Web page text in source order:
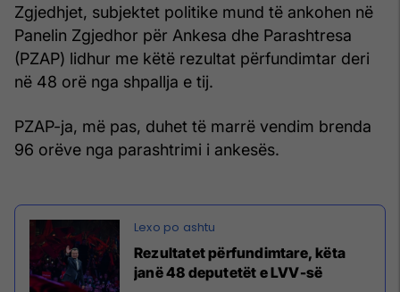
Zgjedhjet, subjektet politike mund të ankohen në
Panelin Zgjedhor për Ankesa dhe Parashtresa
(PZAP) lidhur me këtë rezultat përfundimtar deri
në 48 orë nga shpallja e tij.
PZAP-ja, më pas, duhet të marrë vendim brenda
96 orëve nga parashtrimi i ankesës.
Rezultatet përfundimtare, këta
janë 48 deputetët e LVV-së